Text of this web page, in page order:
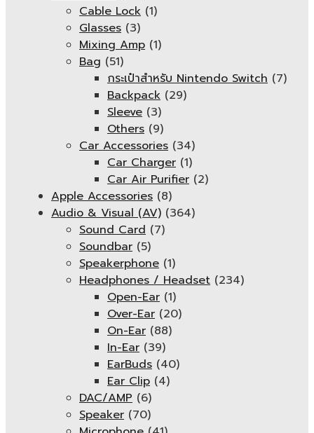
Cable Lock (1)
Glasses (3)
Mixing Amp (1)
Bag (51)
กระเป๋าสำหรับ Nintendo Switch (7)
Backpack (29)
Sleeve (3)
Others (9)
Car Accessories (34)
Car Charger (1)
Car Air Purifier (2)
Apple Accessories (8)
Audio & Visual (AV) (364)
Sound Card (7)
Soundbar (5)
Speakerphone (1)
Headphones / Headset (234)
Open-Ear (1)
Over-Ear (20)
On-Ear (88)
In-Ear (39)
EarBuds (40)
Ear Clip (4)
DAC/AMP (6)
Speaker (70)